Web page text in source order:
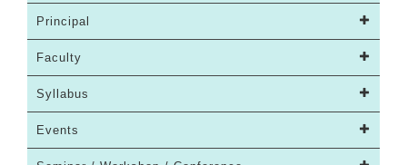
Principal
Faculty
Syllabus
Events